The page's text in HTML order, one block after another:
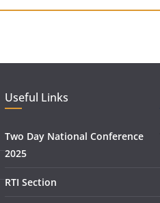
Useful Links
Two Day National Conference
2025
RTI Section